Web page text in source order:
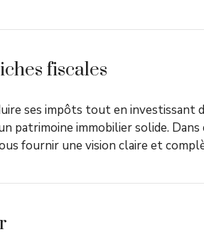
fiscales
ses impôts tout en investissant
immobilier solide.
fournir une vision claire et